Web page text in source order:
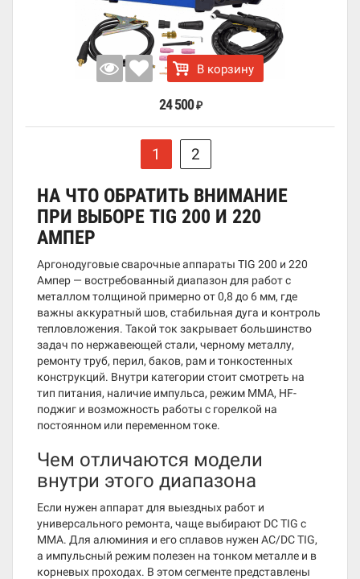
В корзину
24 500 ₽
1 2
НА ЧТО ОБРАТИТЬ ВНИМАНИЕ
ПРИ ВЫБОРЕ TIG 200 И 220
АМПЕР
Аргонодуговые сварочные аппараты TIG 200 и 220
Ампер — востребованный диапазон для работ с
металлом толщиной примерно от 0,8 до 6 мм, где
важны аккуратный шов, стабильная дуга и контроль
тепловложения. Такой ток закрывает большинство
задач по нержавеющей стали, черному металлу,
ремонту труб, перил, баков, рам и тонкостенных
конструкций. Внутри категории стоит смотреть на
тип питания, наличие импульса, режим MMA, HF-
поджиг и возможность работы с горелкой на
постоянном или переменном токе.
Чем отличаются модели
внутри этого диапазона
Если нужен аппарат для выездных работ и
универсального ремонта, чаще выбирают DC TIG с
MMA. Для алюминия и его сплавов нужен AC/DC TIG,
а импульсный режим полезен на тонком металле и в
корневых проходах. В этом сегменте представлены